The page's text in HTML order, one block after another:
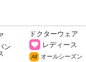
ン
ドクターウェア
レディース
All オールシーズン